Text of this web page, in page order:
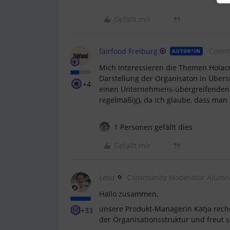
Gefällt mir
+4
fairfood Freiburg AUTOR*IN
Mich interessieren die Themen
Darstellung der Organisaton in
einen Unternehmens-
regelmäßig), da ich glaube, dass
1 Personen gefällt dies
Gefällt mir
+33
Lena Community Moderator Alumni
Hallo zusammen,
unsere Produkt-Managerin Katja
der Organisationsstruktur und freut